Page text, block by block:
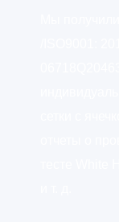
Мы
/ISO9001:
сетки с
отчеты о
тесте